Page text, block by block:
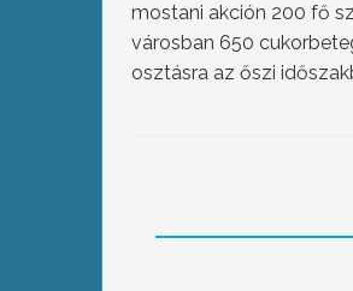
mostani akción 200 fő
városban 650
osztásra az őszi